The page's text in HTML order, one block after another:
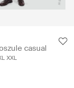
casual
XXL